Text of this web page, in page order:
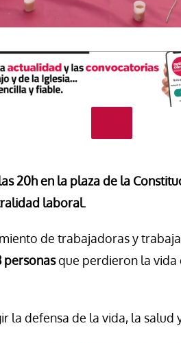
20h en la plaza de la
laboral.
de trabajadoras y
personasque perdieron la vida
la defensa de la vida, la salud
transformadora de la
y la paz